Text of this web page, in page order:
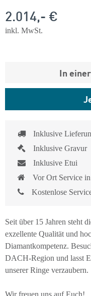
2.014,- €
inkl. MwSt.
In
Inklusive
Inklusive Gravur
Inklusive Etui
Vor Ort Service
Kostenlose
Seit über 15 Jahren
exzellente Qualität und
Diamantkompetenz.
DACH-Region und lasst
unserer Ringe verzaubern.
Wir freuen uns auf Euch!